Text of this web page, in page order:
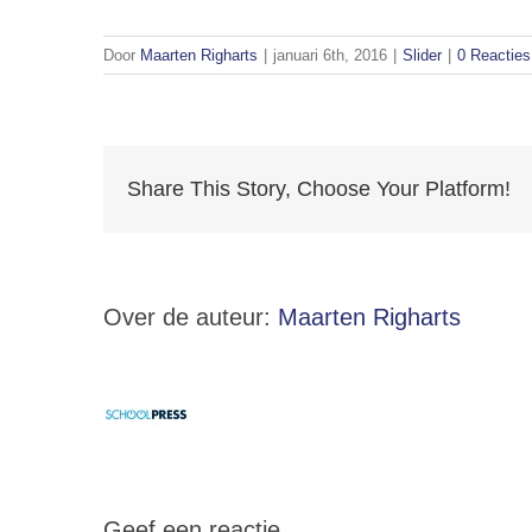
Door Maarten Righarts januari 6th, 2016 Slider 0 Reacties
Share This Story, Choose Your Platform!
Over de auteur: Maarten Righarts